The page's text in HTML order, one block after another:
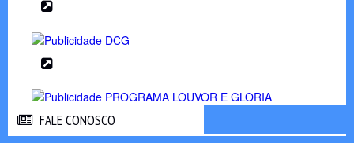
FALE CONOSCO